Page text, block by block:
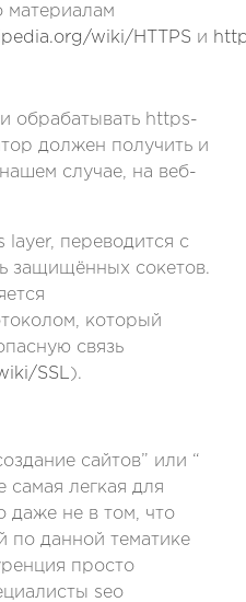
материалам
wiki/HTTPS и
обрабатывать https-
должен получить и
случае, на веб-
layer, переводится с
защищённых cокетов.
который
связь
SSL ).
сайтов” или “
самая легкая для
даже не в том, что
по данной тематике
просто
seo